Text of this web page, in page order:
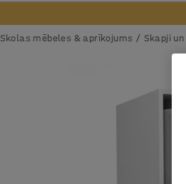
Skolas mēbeles & aprīkojums Skapji